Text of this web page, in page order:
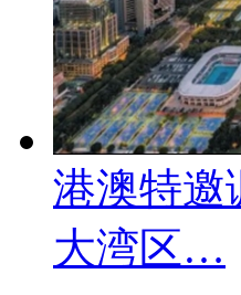
港澳特邀
大湾区…